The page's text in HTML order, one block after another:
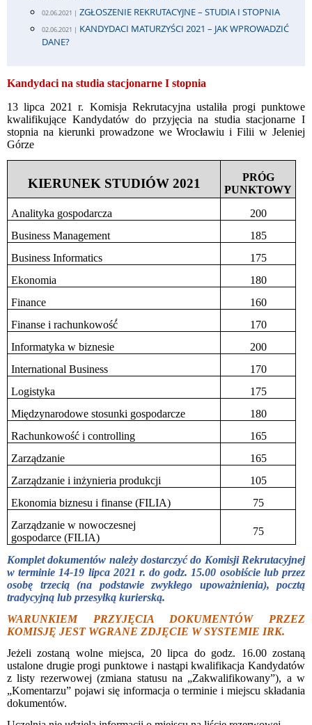
02.06.2021 | ZGŁOSZENIE REKRUTACYJNE – STUDIA I STOPNIA
02.06.2021 | KANDYDACI MATURZYŚCI 2021 – JAK WPROWADZIĆ
DANE?
Kandydaci na studia stacjonarne I stopnia
13 lipca 2021 r. Komisja Rekrutacyjna ustaliła progi punktowe
kwalifikujące Kandydatów do przyjęcia na studia stacjonarne I
stopnia na kierunki prowadzone we Wrocławiu i Filii w Jeleniej
Górze
KIERUNEK STUDIÓW 2021
PRÓG
PUNKTOWY
Analityka gospodarcza
200
Business Management
185
Business Informatics
175
Ekonomia
180
Finance
160
Finanse i rachunkowość́
170
Informatyka w biznesie
200
International Business
170
Logistyka
175
Międzynarodowe stosunki gospodarcze
180
Rachunkowość i controlling
165
Zarządzanie
165
Zarządzanie i inżynieria produkcji
105
Ekonomia biznesu i finanse (FILIA)
75
Zarządzanie w nowoczesnej
gospodarce (FILIA)
75
Komplet dokumentów należy dostarczyć do Komisji Rekrutacyjnej
w terminie 14-19 lipca 2021 r. do godz. 15.00 osobiście lub przez
osobę trzecią (na podstawie zwykłego upoważnienia), pocztą
tradycyjną lub przesyłką kurierską.
WARUNKIEM PRZYJĘCIA DOKUMENTÓW PRZEZ
KOMISJĘ JEST WGRANE ZDJĘCIE W SYSTEMIE IRK.
Jeżeli zostaną wolne miejsca, 20 lipca do godz. 16.00 zostaną
ustalone drugie progi punktowe i nastąpi kwalifikacja Kandydatów
z listy rezerwowej (zmiana statusu na „Zakwalifikowany”), a w
„Komentarzu” pojawi się informacja o terminie i miejscu składania
dokumentów.